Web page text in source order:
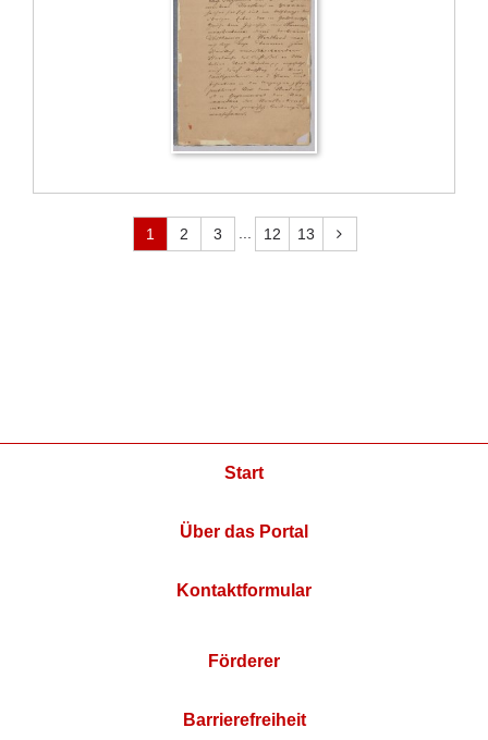
1 2 3 12 13
Start
Über das Portal
Kontaktformular
Förderer
Barrierefreiheit